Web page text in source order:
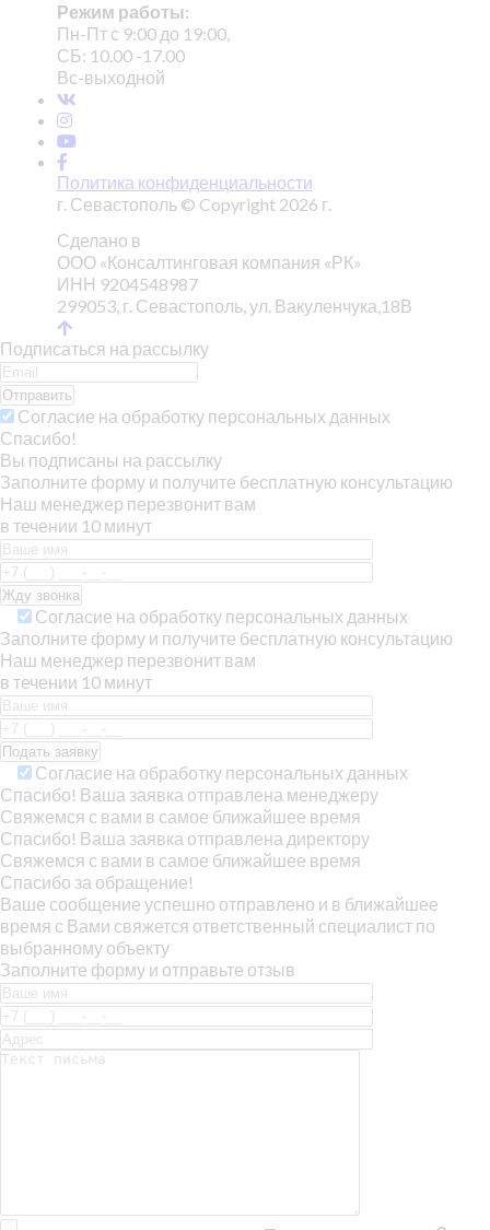
Режим работы:
Пн-Пт с 9:00 до 19:00,
СБ: 10.00 -17.00
Вс-выходной
Политика конфиденциальности
г. Севастополь © Copyright 2026 г.
Сделано в
ООО «Консалтинговая компания «РК»
ИНН 9204548987
299053, г. Севастополь, ул. Вакуленчука,18В
Подписаться на рассылку
Отправить
Согласие на обработку персональных данных
Спасибо!
Вы подписаны на рассылку
Заполните форму и получите бесплатную консультацию
Наш менеджер перезвонит вам
в течении 10 минут
Согласие на обработку персональных данных
Заполните форму и получите бесплатную консультацию
Наш менеджер перезвонит вам
в течении 10 минут
Согласие на обработку персональных данных
Спасибо! Ваша заявка отправлена менеджеру
Свяжемся с вами в самое ближайшее время
Спасибо! Ваша заявка отправлена директору
Свяжемся с вами в самое ближайшее время
Спасибо за обращение!
Ваше сообщение успешно отправлено и в ближайшее
время с Вами свяжется ответственный специалист по
выбранному объекту
Заполните форму и отправьте отзыв